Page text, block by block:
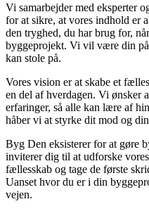
Vi samarbejder med eksperter
for at sikre, at vores indhold er
den tryghed, du har brug for,
byggeprojekt. Vi vil være din
kan stole på.
Vores vision er at skabe et
en del af hverdagen. Vi ønsker
erfaringer, så alle kan lære af
håber vi at styrke dit mod og
Byg Den eksisterer for at gøre
inviterer dig til at udforske
fællesskab og tage de første
Uanset hvor du er i din
vejen.